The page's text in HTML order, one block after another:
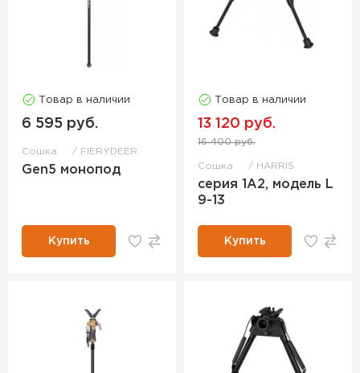
Товар в наличии
6 595 руб.
Сошка FIERYDEER
Gen5 монопод
Купить
Товар в наличии
13 120 руб.
16 400 руб.
Сошка HARRIS
серия 1А2, модель L
9-13
Купить